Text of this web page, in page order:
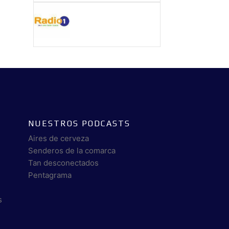
NUESTROS PODCASTS
Aires de cerveza
Senderos de la comarca
Tan desconectados
Pentagrama